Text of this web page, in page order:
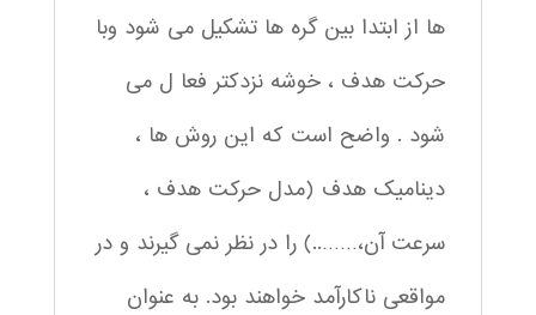
ها از ابتدا بین گره ها تشکیل می شود وبا
حرکت هدف ، خوشه نزدکتر فعا ل می
شود . واضح است که این روش ها ،
دینامیک هدف (مدل حرکت هدف ،
سرعت آن،……..) را در نظر نمی گیرند و در
مواقعی ناکارآمد خواهند بود. به عنوان